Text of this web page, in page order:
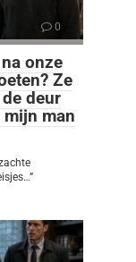
0
onze
Ze
deur
man